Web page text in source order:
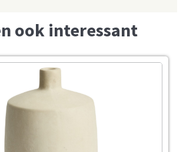
ook interessant